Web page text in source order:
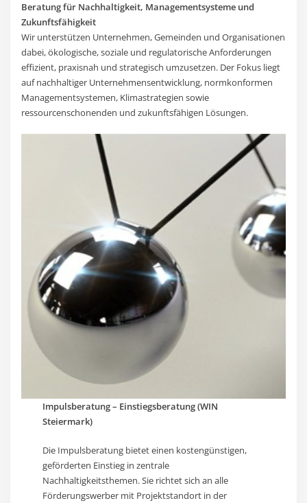
Beratung für Nachhaltigkeit, Managementsysteme und
Zukunftsfähigkeit
Wir unterstützen Unternehmen, Gemeinden und Organisationen
dabei, ökologische, soziale und regulatorische Anforderungen
effizient, praxisnah und strategisch umzusetzen. Der Fokus liegt
auf nachhaltiger Unternehmensentwicklung, normkonformen
Managementsystemen, Klimastrategien sowie
ressourcenschonenden und zukunftsfähigen Lösungen.
Impulsberatung – Einstiegsberatung (WIN
Steiermark)
Die Impulsberatung bietet einen kostengünstigen,
geförderten Einstieg in zentrale
Nachhaltigkeitsthemen. Sie richtet sich an alle
Förderungswerber mit Projektstandort in der